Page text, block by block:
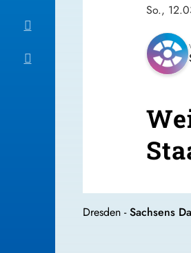
So.,
Dresden -Sachsens